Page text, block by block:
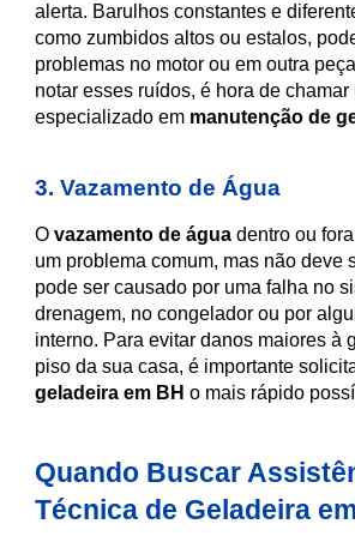
alerta. Barulhos constantes e
como zumbidos altos ou estalos,
problemas no motor ou em outra
notar esses ruídos, é hora de chamar
especializado em manutenção de
3. Vazamento de Água
Ovazamento de água dentro ou
um problema comum, mas não deve
pode ser causado por uma falha no
drenagem, no congelador ou por
interno. Para evitar danos maiores à
piso da sua casa, é importante
geladeira em BH o mais rápido
Quando Buscar
Técnica de Geladeira